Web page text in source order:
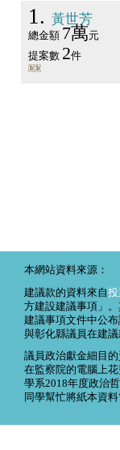
1 黃世芳
總金額 7萬元
提案數 2件
本網站資料來源：
建議款的資料來自
方建設建議事項」
建議事項文件中公
與彰化縣議員在建議
議員政治獻金細目
在監察院的電腦上
學系2018年度政治
同學幫忙將紙本資料